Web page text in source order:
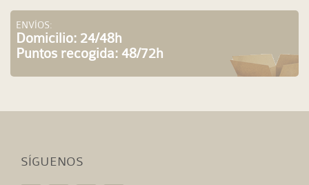
ENVÍOS:
Domicilio: 24/48h
Puntos recogida: 48/72h
SÍGUENOS